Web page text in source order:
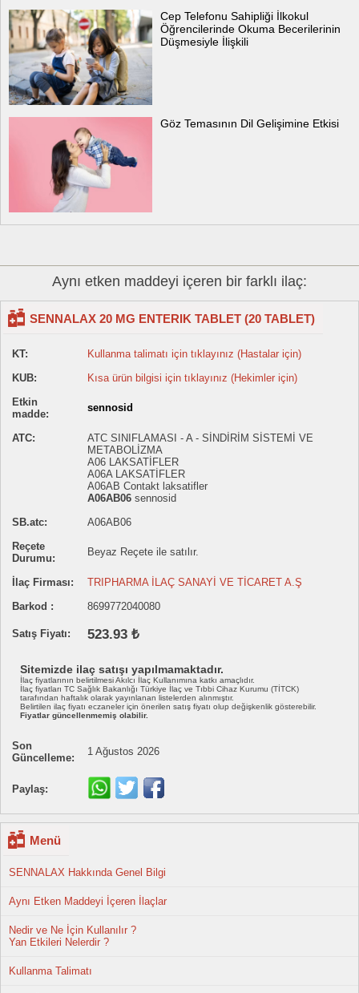
Cep Telefonu Sahipliği İlkokul
Öğrencilerinde Okuma Becerilerinin
Düşmesiyle İlişkili
Göz Temasının Dil Gelişimine Etkisi
Aynı etken maddeyi içeren bir farklı ilaç:
SENNALAX 20 MG ENTERIK TABLET (20 TABLET)
KT:
Kullanma talimatı için tıklayınız (Hastalar için)
KUB:
Kısa ürün bilgisi için tıklayınız (Hekimler için)
Etkin
madde:
sennosid
ATC:
ATC SINIFLAMASI - A - SİNDİRİM SİSTEMİ VE
METABOLİZMA
A06 LAKSATİFLER
A06A LAKSATİFLER
A06AB Contakt laksatifler
A06AB06 sennosid
SB.atc:
A06AB06
Reçete
Durumu:
Beyaz Reçete ile satılır.
İlaç Firması:
TRIPHARMA İLAÇ SANAYİ VE TİCARET A.Ş
Barkod :
8699772040080
Satış Fiyatı: 523.93 ₺
Sitemizde ilaç satışı yapılmamaktadır.
İlaç fiyatlarının belirtilmesi Akılcı İlaç Kullanımına katkı amaçlıdır.
İlaç fiyatları TC Sağlık Bakanlığı Türkiye İlaç ve Tıbbi Cihaz Kurumu (TİTCK)
tarafından haftalık olarak yayınlanan listelerden alınmıştır.
Belirtilen ilaç fiyatı eczaneler için önerilen satış fiyatı olup değişkenlik gösterebilir.
Fiyatlar güncellenmemiş olabilir.
Son
Güncelleme:
1 Ağustos 2026
Paylaş:
Menü
SENNALAX Hakkında Genel Bilgi
Aynı Etken Maddeyi İçeren İlaçlar
Nedir ve Ne İçin Kullanılır ?
Yan Etkileri Nelerdir ?
Kullanma Talimatı